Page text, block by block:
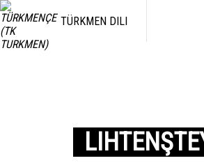
TÜRKMEN DILI